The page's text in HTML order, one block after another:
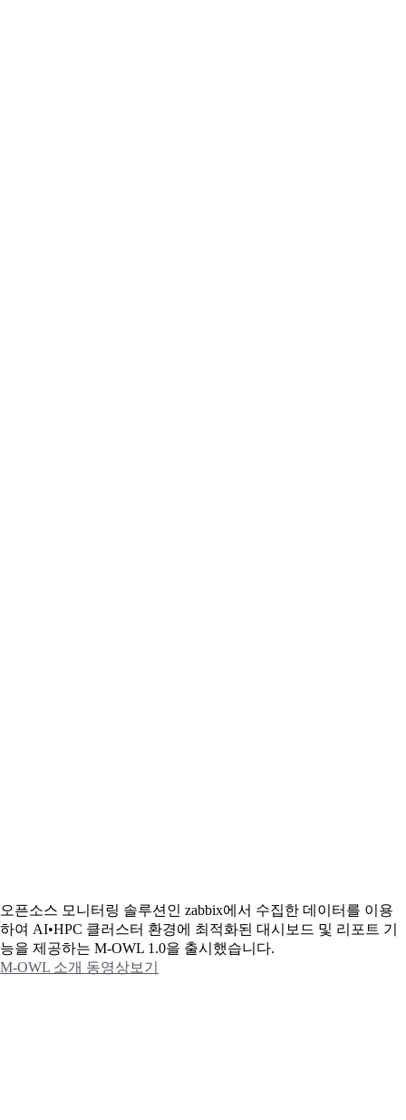
오픈소스 모니터링 솔루션인 zabbix에서 수집한 데이터를 이용
하여 AI•HPC 클러스터 환경에 최적화된 대시보드 및 리포트 기
능을 제공하는 M-OWL 1.0을 출시했습니다.
M-OWL 소개 동영상보기